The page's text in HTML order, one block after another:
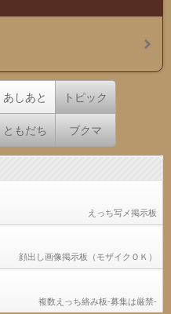
あしあと トピック
ともだち ブクマ